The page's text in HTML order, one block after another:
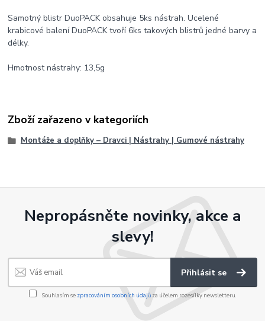
Samotný blistr DuoPACK obsahuje 5ks nástrah. Ucelené
krabicové balení DuoPACK tvoří 6ks takových blistrů jedné barvy a
délky.
Hmotnost nástrahy: 13,5g
Zboží zařazeno v kategoriích
Montáže a doplňky – Dravci | Nástrahy | Gumové nástrahy
Nepropásněte novinky, akce a
slevy!
Přihlásit se
Souhlasím se zpracováním osobních údajůza účelem rozesílky newsletteru.